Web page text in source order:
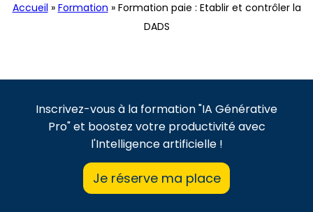
Accueil » Formation » Formation paie : Etablir et contrôler la
DADS
Inscrivez-vous à la formation "IA Générative
Pro" et boostez votre productivité avec
l'Intelligence artificielle !
Je réserve ma place